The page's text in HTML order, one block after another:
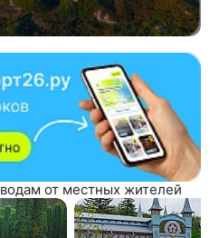
от местных жителей